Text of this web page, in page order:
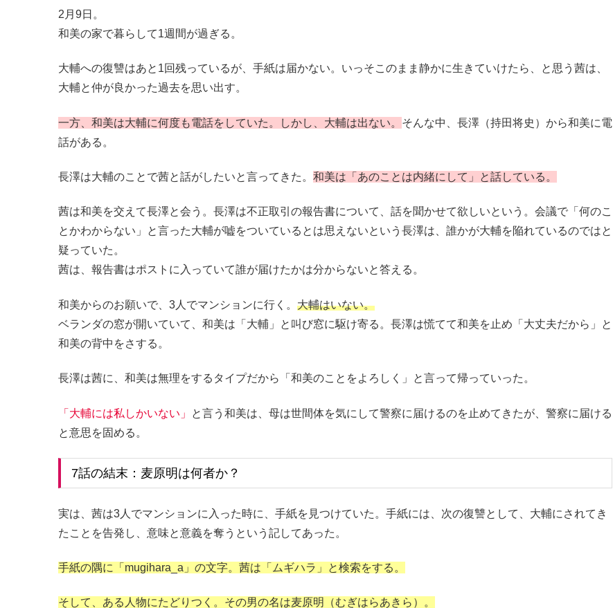
2月9日。
和美の家で暮らして1週間が過ぎる。
大輔への復讐はあと1回残っているが、手紙は届かない。いっそこのまま静かに生きていけたら、と思う茜は、
大輔と仲が良かった過去を思い出す。
一方、和美は大輔に何度も電話をしていた。しかし、大輔は出ない。 そんな中、長澤（持田将史）から和美に電
話がある。
長澤は大輔のことで茜と話がしたいと言ってきた。 和美は「あのことは内緒にして」と話している。
茜は和美を交えて長澤と会う。長澤は不正取引の報告書について、話を聞かせて欲しいという。会議で「何のこ
とかわからない」と言った大輔が嘘をついているとは思えないという長澤は、誰かが大輔を陥れているのではと
疑っていた。
茜は、報告書はポストに入っていて誰が届けたかは分からないと答える。
和美からのお願いで、3人でマンションに行く。 大輔はいない。
ベランダの窓が開いていて、和美は「大輔」と叫び窓に駆け寄る。長澤は慌てて和美を止め「大丈夫だから」と
和美の背中をさする。
長澤は茜に、和美は無理をするタイプだから「和美のことをよろしく」と言って帰っていった。
「大輔には私しかいない」
と言う和美は、母は世間体を気にして警察に届けるのを止めてきたが、警察に届ける
と意思を固める。
7話の結末：麦原明は何者か？
実は、茜は3人でマンションに入った時に、手紙を見つけていた。手紙には、次の復讐として、大輔にされてき
たことを告発し、意味と意義を奪うという記してあった。
手紙の隅に「mugihara_a」の文字。茜は「ムギハラ」と検索をする。
そして、ある人物にたどりつく。その男の名は麦原明（むぎはらあきら）。